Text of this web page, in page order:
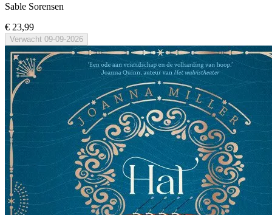
Sable Sorensen
€ 23,99
Verwacht 09-09-2026